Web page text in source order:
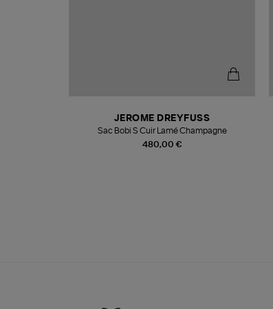
480,00 €
JEROME DREYFUSS
Sac Bobi S Cuir Lamé Champagne